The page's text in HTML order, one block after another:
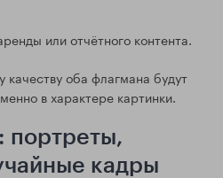
или отчётного контента.
качеству оба флагмана будут
в характере картинки.
портреты,
кадры